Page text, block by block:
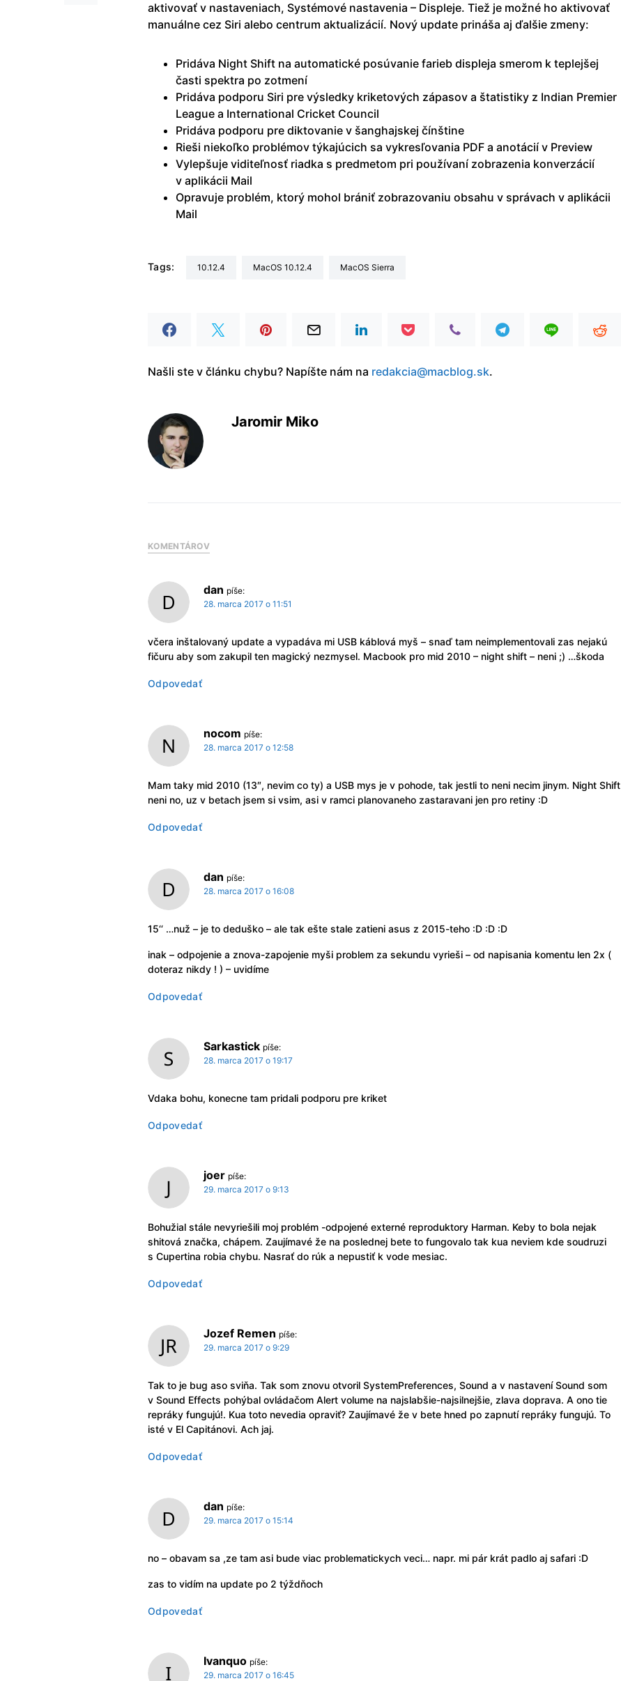
aktivovať v nastaveniach, Systémové nastavenia – Displeje. Tiež je možné ho aktivovať
manuálne cez Siri alebo centrum aktualizácií. Nový update prináša aj ďalšie zmeny:
Pridáva Night Shift na automatické posúvanie farieb displeja smerom k teplejšej
časti spektra po zotmení
Pridáva podporu Siri pre výsledky kriketových zápasov a štatistiky z Indian Premier
League a International Cricket Council
Pridáva podporu pre diktovanie v šanghajskej čínštine
Rieši niekoľko problémov týkajúcich sa vykresľovania PDF a anotácií v Preview
Vylepšuje viditeľnosť riadka s predmetom pri používaní zobrazenia konverzácií
v aplikácii Mail
Opravuje problém, ktorý mohol brániť zobrazovaniu obsahu v správach v aplikácii
Mail
Tags: 10.12.4 macOS 10.12.4 macOS Sierra
Našli ste v článku chybu? Napíšte nám na redakcia@macblog.sk.
Jaromir Miko
KOMENTÁROV
dan píše:
28. marca 2017 o 11:51
včera inštalovaný update a vypadáva mi USB káblová myš – snaď tam neimplementovali zas nejakú
fičuru aby som zakupil ten magický nezmysel. Macbook pro mid 2010 – night shift – neni ;) …škoda
Odpovedať
nocom píše:
28. marca 2017 o 12:58
Mam taky mid 2010 (13″, nevim co ty) a USB mys je v pohode, tak jestli to neni necim jinym. Night Shift
neni no, uz v betach jsem si vsim, asi v ramci planovaneho zastaravani jen pro retiny :D
Odpovedať
dan píše:
28. marca 2017 o 16:08
15‘‘ …nuž – je to deduško – ale tak ešte stale zatieni asus z 2015-teho :D :D :D
inak – odpojenie a znova-zapojenie myši problem za sekundu vyrieši – od napisania komentu len 2x (
doteraz nikdy ! ) – uvidíme
Odpovedať
Sarkastick píše:
28. marca 2017 o 19:17
Vdaka bohu, konecne tam pridali podporu pre kriket
Odpovedať
joer píše:
29. marca 2017 o 9:13
Bohužial stále nevyriešili moj problém -odpojené externé reproduktory Harman. Keby to bola nejak
shitová značka, chápem. Zaujímavé že na poslednej bete to fungovalo tak kua neviem kde soudruzi
s Cupertina robia chybu. Nasrať do rúk a nepustiť k vode mesiac.
Odpovedať
Jozef Remen píše:
29. marca 2017 o 9:29
Tak to je bug aso sviňa. Tak som znovu otvoril SystemPreferences, Sound a v nastavení Sound som
v Sound Effects pohýbal ovládačom Alert volume na najslabšie-najsilnejšie, zlava doprava. A ono tie
repráky fungujú!. Kua toto nevedia opraviť? Zaujímavé že v bete hned po zapnutí repráky fungujú. To
isté v El Capitánovi. Ach jaj.
Odpovedať
dan píše:
29. marca 2017 o 15:14
no – obavam sa ,ze tam asi bude viac problematickych veci… napr. mi pár krát padlo aj safari :D
zas to vidím na update po 2 týždňoch
Odpovedať
Ivanquo píše:
29. marca 2017 o 16:45